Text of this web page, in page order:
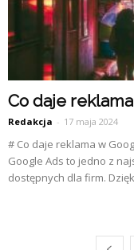
Co daje
Redakcja - 17 maja 2024
# Co daje reklama w
Google Ads to jedno z
dostępnych dla firm.